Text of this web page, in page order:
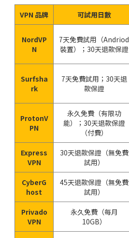
VPN 品牌 可試用日數
NordVP
N
7天免費試用（Andriod
裝置）；30天退款保證
Surfsha
rk
7天免費試用；30天退
款保證
ProtonV
PN
永久免費（有限功
能）；30天退款保證
（付費）
Express
VPN
30天退款保證（無免費
試用）
CyberG
host
45天退款保證（無免費
試用）
Privado
VPN
永久免費（每月
10GB）